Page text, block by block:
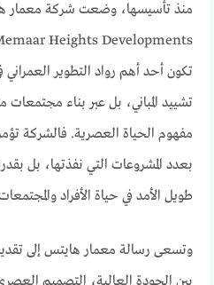
منذ تأسيسها، وضعت شركة معمار
تكون أحد أهم رواد التطوير
تشييد المباني، بل عبر بناء
مفهوم الحياة العصرية. فالشركة
بعدد المشروعات التي نفذتها، بل
طويل الأمد في حياة الأفراد
وتسعى رسالة معمار هايتس إلى
بين الجودة العالية، التصميم